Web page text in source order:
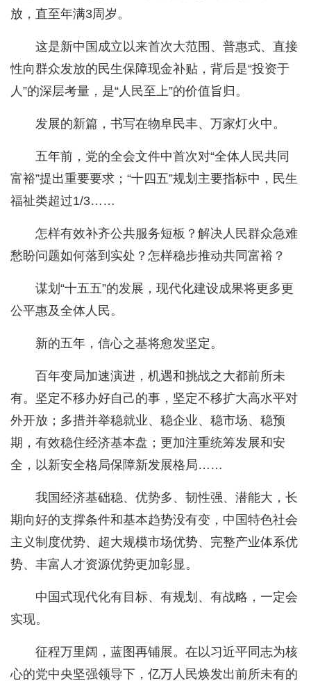
放，直至年满3周岁。
这是新中国成立以来首次大范围、普惠式、直接
性向群众发放的民生保障现金补贴，背后是“投资于
人”的深层考量，是“人民至上”的价值旨归。
发展的新篇，书写在物阜民丰、万家灯火中。
五年前，党的全会文件中首次对“全体人民共同
富裕”提出重要要求；“十四五”规划主要指标中，民生
福祉类超过1/3……
怎样有效补齐公共服务短板？解决人民群众急难
愁盼问题如何落到实处？怎样稳步推动共同富裕？
谋划“十五五”的发展，现代化建设成果将更多更
公平惠及全体人民。
新的五年，信心之基将愈发坚定。
百年变局加速演进，机遇和挑战之大都前所未
有。坚定不移办好自己的事，坚定不移扩大高水平对
外开放；多措并举稳就业、稳企业、稳市场、稳预
期，有效稳住经济基本盘；更加注重统筹发展和安
全，以新安全格局保障新发展格局……
我国经济基础稳、优势多、韧性强、潜能大，长
期向好的支撑条件和基本趋势没有变，中国特色社会
主义制度优势、超大规模市场优势、完整产业体系优
势、丰富人才资源优势更加彰显。
中国式现代化有目标、有规划、有战略，一定会
实现。
征程万里阔，蓝图再铺展。在以习近平同志为核
心的党中央坚强领导下，亿万人民焕发出前所未有的